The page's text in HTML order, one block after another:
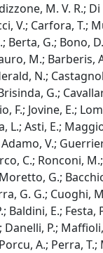
M. V. R.;
V.; Carfora, T.;
G.; Bono,
M.; Barberis,
N.;
G.;
Jovine, E.;
L.; Asti, E.;
V.;
C.; Ronconi,
G.;
G. G.; Cuoghi,
Baldini, E.;
P.;
A.; Perra,